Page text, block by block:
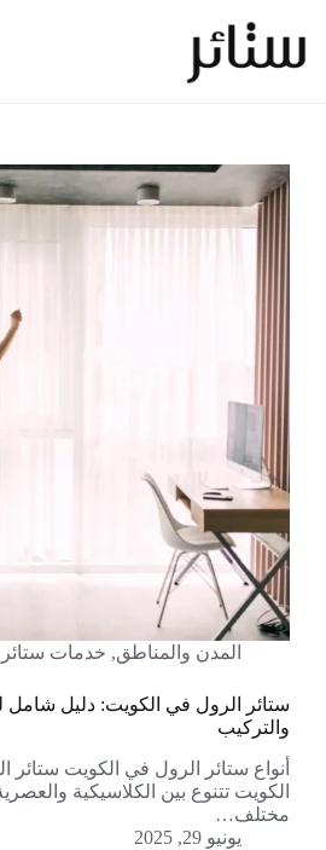
إلى
المحتوى
المدن والمناطق, خدمات
ستائر الرول في الكويت: دليل شامل
والتركيب
أنواع ستائر الرول في الكويت ستائر
الكويت تتنوع بين الكلاسيكية
مختلف…
يونيو 29, 2025